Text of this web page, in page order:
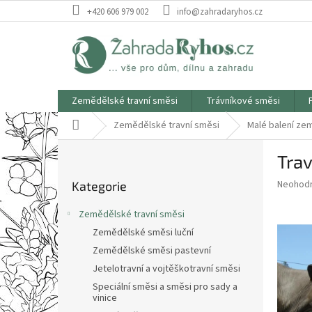
na
+420 606 979 002 info@zahradaryhos.cz
Zemědělské travní směsi Trávníkové směsi
Domů Zemědělské travní směsi Malé balení
P
o
r
a
n
n
í
p
a
kategorie
Kategorie
Zemědělské travní směsi
Zemědělské směsi luční
Zemědělské směsi pastevní
Jetelotravní a vojtěškotravní směsi
Speciální směsi a směsi pro sady a
vinice
je
5